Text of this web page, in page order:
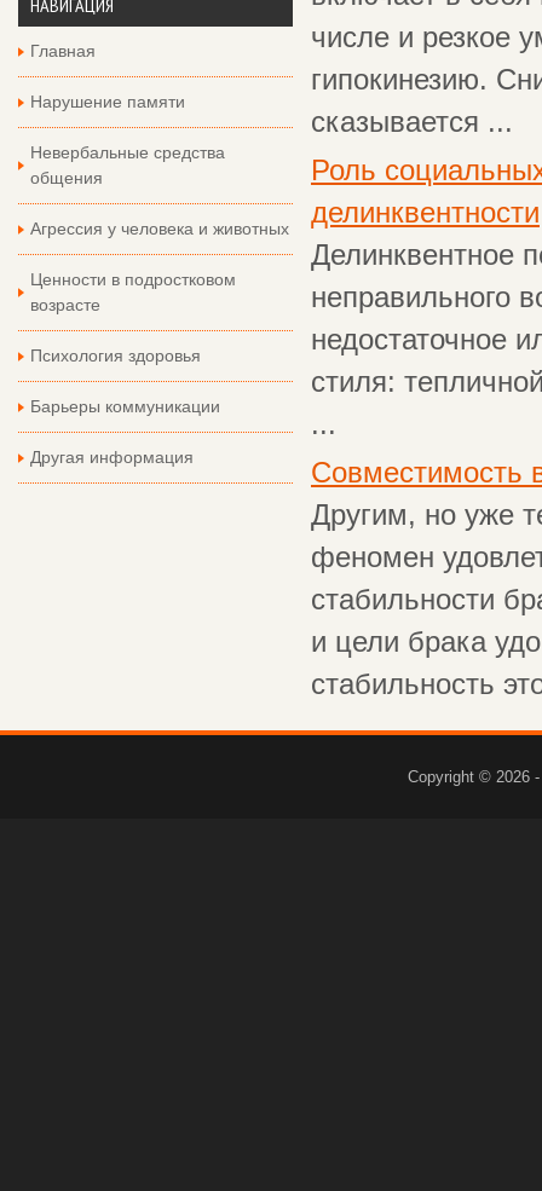
НАВИГАЦИЯ
Главная
Нарушение памяти
Невербальные средства
общения
Агрессия у человека и животных
Ценности в подростковом
возрасте
Психология здоровья
Барьеры коммуникации
Другая информация
числе и резкое
гипокинезию.
сказывается ...
Роль
делинквентности
Делинквентное
неправильного
недостаточное
стиля:
...
Совместимость
Другим, но уже
феномен
стабильности
и цели брака
стабильность
Copyright © 2026